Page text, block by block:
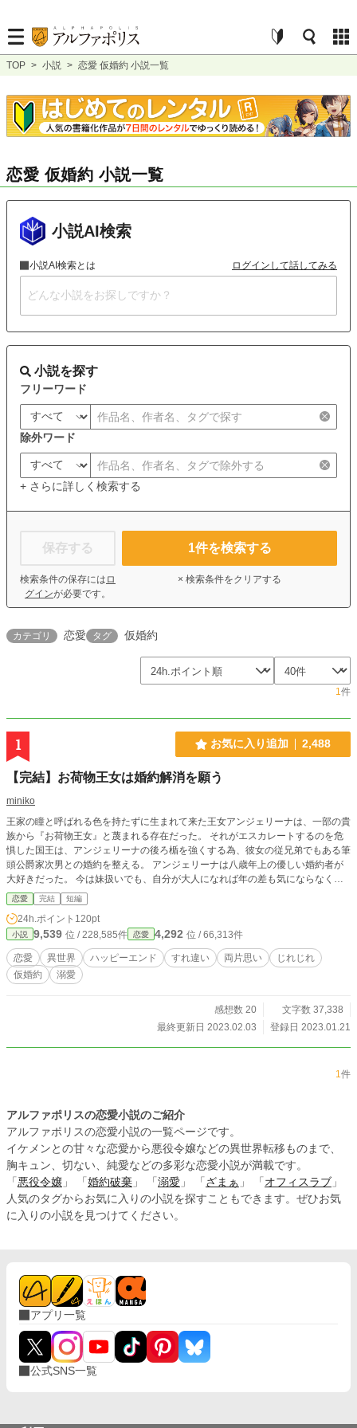
TOP > 小説 > 恋愛 仮婚約 小説一覧
恋愛 仮婚約 小説一覧
小説AI検索
小説AI検索とは ログインして話してみる
小説を探す
フリーワード
除外ワード
+ さらに詳しく検索する
保存する
検索条件の保存には ロ
グインが必要です。
1件を検索する
× 検索条件をクリアする
カテゴリ 恋愛 タグ 仮婚約
1件
1 お気に入り追加 2,488
【完結】お荷物王女は婚約解消を願う
miniko
王家の瞳と呼ばれる色を持たずに生まれて来た王女アンジェリーナは、一部の貴
族から『お荷物王女』と蔑まれる存在だった。 それがエスカレートするのを危
惧した国王は、アンジェリーナの後ろ楯を強くする為、彼女の従兄弟でもある筆
頭公爵家次男との婚約を整える。 アンジェリーナは八歳年上の優しい婚約者が
大好きだった。 今は妹扱いでも、自分が大人になれば年の差も気にならなくな
り、少しづつ愛情が育つ事もあるだろうと思っていた。 だが、彼女はある日聞
いてしまう。 「お役御免になる迄は、しっかりアンジーを守る」と言う彼の宣
言を。 ───そうか、彼は私を守る為に、一時的に婚約者になってくれただけな
のね。 それなら出来るだけ早く、彼を解放してあげなくちゃ･･････。 そして二
人は盛大にすれ違って行くのだった。 ※設定ユルユルですが、笑って許してく
ださると嬉しいです。 ※感想欄、ネタバレ配慮しておりません。ご了承くださ
い。
恋愛 完結 短編
24h.ポイント 120pt
小説 9,539 位 / 228,585件 恋愛 4,292 位 / 66,313件
恋愛 異世界 ハッピーエンド すれ違い 両片思い
じれじれ
仮婚約
溺愛
感想数 20
文字数 37,338
最終更新日 2023.02.03
登録日 2023.01.21
1件
アルファポリスの恋愛小説のご紹介
アルファポリスの恋愛小説の一覧ページです。
イケメンとの甘々な恋愛から悪役令嬢などの異世界転移ものまで、
胸キュン、切ない、純愛などの多彩な恋愛小説が満載です。
「 悪役令嬢 」 「 婚約破棄 」 「 溺愛 」 「 ざまぁ 」 「 オフィスラブ 」
人気のタグからお気に入りの小説を探すこともできます。ぜひお気
に入りの小説を見つけてください。
アプリ一覧
公式SNS一覧